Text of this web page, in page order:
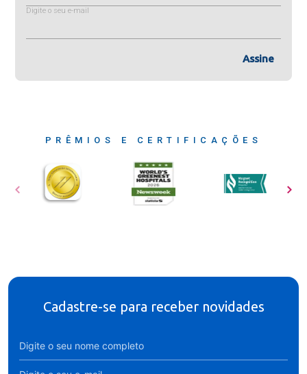
Digite o seu e-mail
Assine
PRÊMIOS E CERTIFICAÇÕES
Cadastre-se para receber novidades